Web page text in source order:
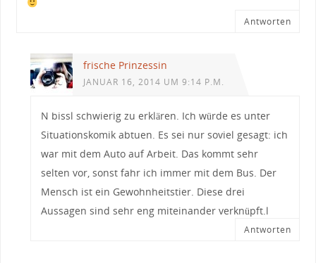
Antworten
frische Prinzessin
JANUAR 16, 2014 UM 9:14 P.M.
N bissl schwierig zu erklären. Ich würde es unter
Situationskomik abtuen. Es sei nur soviel gesagt: ich
war mit dem Auto auf Arbeit. Das kommt sehr
selten vor, sonst fahr ich immer mit dem Bus. Der
Mensch ist ein Gewohnheitstier. Diese drei
Aussagen sind sehr eng miteinander verknüpft.l
Antworten